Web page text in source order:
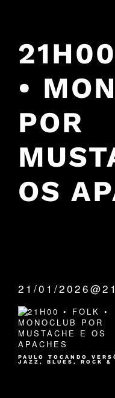
•
POR
OS
21/01/
PAULO TOCANDO
JAZZ, BLUES, ROCK &